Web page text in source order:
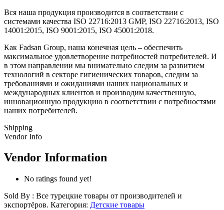
Вся наша продукция производится в соответствии с
системами качества ISO 22716:2013 GMP, ISO 22716:2013, ISO
14001:2015, ISO 9001:2015, ISO 45001:2018.
Как Fadsan Group, наша конечная цель – обеспечить
максимальное удовлетворение потребностей потребителей. И
в этом направлении мы внимательно следим за развитием
технологий в секторе гигиенических товаров, следим за
требованиями и ожиданиями наших национальных и
международных клиентов и производим качественную,
инновационную продукцию в соответствии с потребностями
наших потребителей.
Shipping
Vendor Info
Vendor Information
No ratings found yet!
Sold By : Все турецкие товары от производителей и
экспортёров. Категория: Детские товары